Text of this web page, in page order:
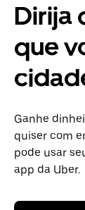
Dirija
que
Ganhe
quiser com
pode usar
app da Uber.